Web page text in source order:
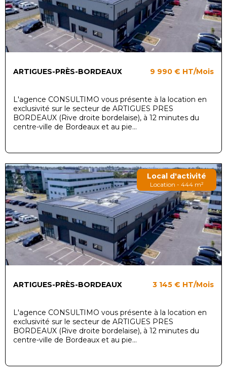
ARTIGUES-PRÈS-BORDEAUX 9 990 € HT/Mois
L'agence CONSULTIMO vous présente à la location en
exclusivité sur le secteur de ARTIGUES PRES
BORDEAUX (Rive droite bordelaise), à 12 minutes du
centre-ville de Bordeaux et au pie...
Local d'activité
Location - 444 m²
ARTIGUES-PRÈS-BORDEAUX 3 145 € HT/Mois
L'agence CONSULTIMO vous présente à la location en
exclusivité sur le secteur de ARTIGUES PRES
BORDEAUX (Rive droite bordelaise), à 12 minutes du
centre-ville de Bordeaux et au pie...